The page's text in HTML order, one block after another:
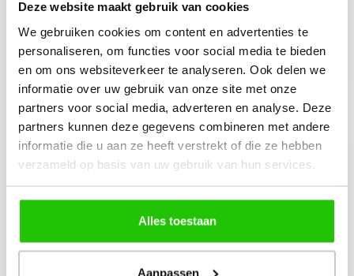
Deze website maakt gebruik van cookies
We gebruiken cookies om content en advertenties te
personaliseren, om functies voor social media te bieden
en om ons websiteverkeer te analyseren. Ook delen we
informatie over uw gebruik van onze site met onze
partners voor social media, adverteren en analyse. Deze
partners kunnen deze gegevens combineren met andere
informatie die u aan ze heeft verstrekt of die ze hebben
verzameld op basis van uw gebruik van hun services.
Alles toestaan
Aanpassen
Bouw je eigen
beauty community!
Advies nodig of een
gratis workshop
boeken? Neem
contact op met
jouw adviseuse of
mail ons!
Een krachtige booster met 20% Vitamine C die
helpt de huid zichtbaar te verhelderen, de teint